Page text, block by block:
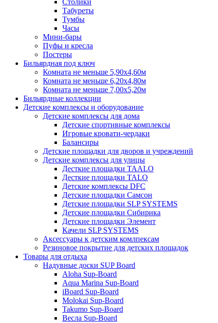
Столики
Табуреты
Тумбы
Часы
Мини-бары
Пуфы и кресла
Постеры
Бильярдная под ключ
Комната не меньше 5,90х4,60м
Комната не меньше 6,20х4,80м
Комната не меньше 7,00х5,20м
Бильярдные коллекции
Детские комплексы и оборудование
Детские комплексы для дома
Детские спортивные комплексы
Игровые кровати-чердаки
Балансиры
Детские площадки для дворов и учреждений
Детские комплексы для улицы
Десткие площадки TAALO
Десткие площадки TALO
Детские комплексы DFC
Детские площадки Самсон
Детские площадки SLP SYSTEMS
Детские площадки Сибирика
Детские площадки Элемент
Качели SLP SYSTEMS
Аксессуары к детским комлпексам
Резиновое покрытие для детских площадок
Товары для отдыха
Надувные доски SUP Board
Aloha Sup-Board
Aqua Marina Sup-Board
iBoard Sup-Board
Molokai Sup-Board
Takumo Sup-Board
Весла Sup-Board